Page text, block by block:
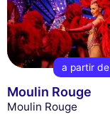
a partir de
Moulin Rouge
Moulin Rouge